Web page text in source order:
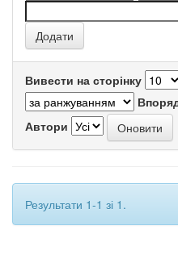
Вивести на сторінку
Автори
Результати 1-1 зі 1.